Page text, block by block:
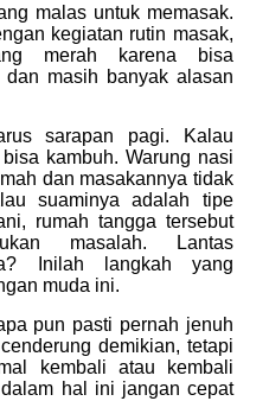
malas untuk memasak.
kegiatan rutin masak,
merah karena bisa
dan masih banyak alasan
sarapan pagi. Kalau
kambuh. Warung nasi
dan masakannya tidak
suaminya adalah tipe
rumah tangga tersebut
masalah. Lantas
Inilah langkah yang
muda ini.
pun pasti pernah jenuh
demikian, tetapi
kembali atau kembali
hal ini jangan cepat